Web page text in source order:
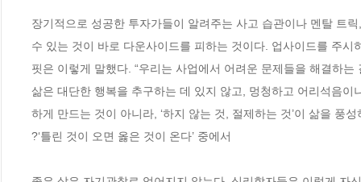
장기적으로 성공한 투자가들이 알려주는 사고 습관이나 멘탈 트
수 있는 것이 바로 다운사이드를 피하는 것이다. 업사이드를 주
핏은 이렇게 말했다. “우리는 사업에서 어려운 문제들을 해결하
삶은 대단한 행복을 추구하는 데 있지 않고, 멍청하고 어리석음
하게 만드는 것이 아니라, ‘하지 않는 것, 절제하는 것’이 삶을 풍
?‘틀린 것이 오면 옳은 것이 온다’ 중에서